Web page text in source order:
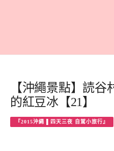
【沖繩景點】読
的紅豆冰【21】
『2015沖繩 ▌四天三夜 自駕小旅行』